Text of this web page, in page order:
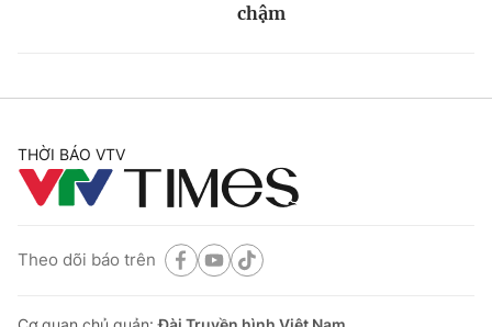
chậm
THỜI BÁO VTV
Theo dõi báo trên